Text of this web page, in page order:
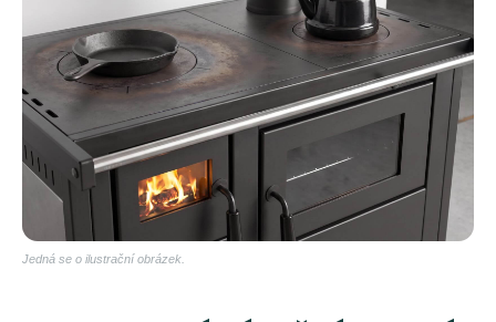
Jedná se o ilustrační obrázek.